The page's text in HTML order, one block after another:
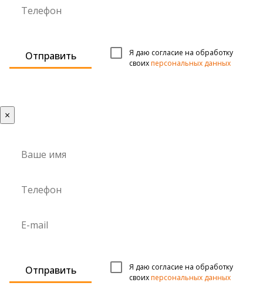
Я даю согласие на обработку
своихперсональных данных
Отправить
×
Я даю согласие на обработку
своихперсональных данных
Отправить